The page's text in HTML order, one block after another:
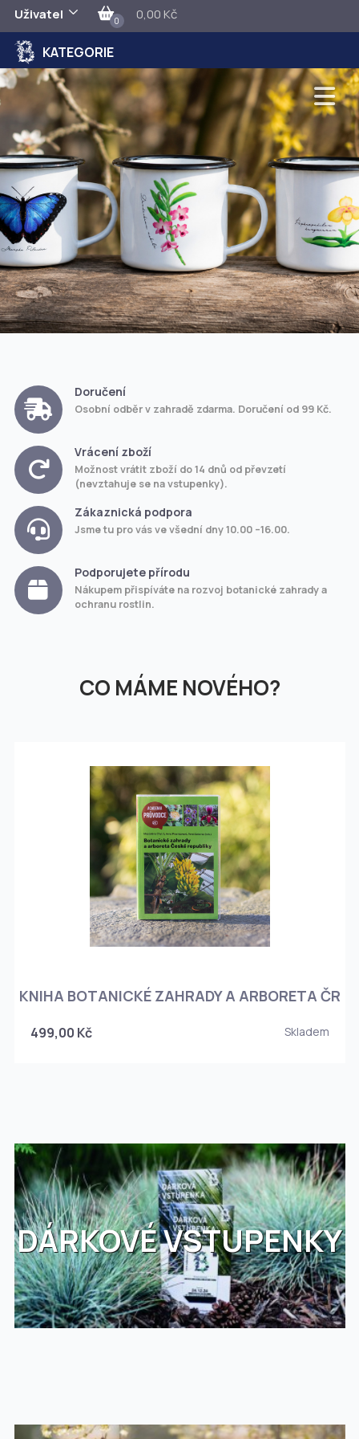
Uživatel 0 0,00 Kč
KATEGORIE
Doručení
Osobní odběr v zahradě zdarma. Doručení od 99 Kč.
Vrácení zboží
Možnost vrátit zboží do 14 dnů od převzetí
(nevztahuje se na vstupenky).
Zákaznická podpora
Jsme tu pro vás ve všední dny 10.00 –16.00.
Podporujete přírodu
Nákupem přispíváte na rozvoj botanické zahrady a
ochranu rostlin.
CO MÁME NOVÉHO?
KNIHA BOTANICKÉ ZAHRADY A ARBORETA ČR
499,00 Kč Skladem
DÁRKOVÉ VSTUPENKY